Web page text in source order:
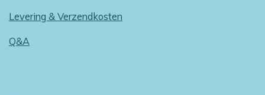
Levering & Verzendkosten
Q&A